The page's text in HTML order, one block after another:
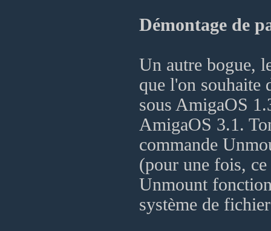
Démontage de
Un autre bogue,
que l'on souhaite
sous AmigaOS
AmigaOS 3.1.
commande
(pour une fois,
Unmount
système de